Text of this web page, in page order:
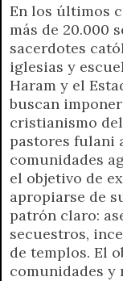
En los últimos
más de 20.000
sacerdotes
iglesias y
Haram y el
buscan
cristianismo
pastores fulani
comunidades
el objetivo de
apropiarse de
patrón claro:
secuestros,
de templos. El
comunidades y